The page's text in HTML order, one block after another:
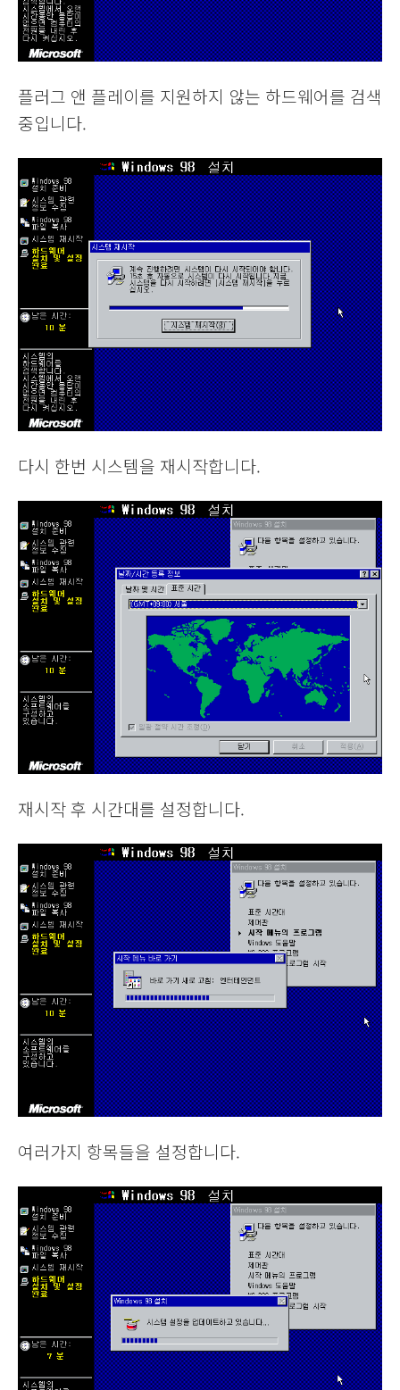
플러그 앤 플레이를 지원하지 않는 하드웨어를 검색
중입니다.
다시 한번 시스템을 재시작합니다.
재시작 후 시간대를 설정합니다.
여러가지 항목들을 설정합니다.